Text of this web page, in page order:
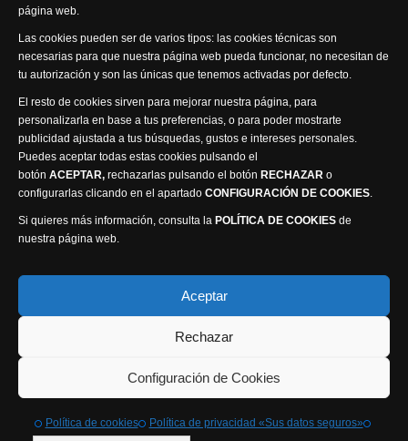
página web.
Las cookies pueden ser de varios tipos: las cookies técnicas son
necesarias para que nuestra página web pueda funcionar, no necesitan de
tu autorización y son las únicas que tenemos activadas por defecto.
El resto de cookies sirven para mejorar nuestra página, para
personalizarla en base a tus preferencias, o para poder mostrarte
publicidad ajustada a tus búsquedas, gustos e intereses personales.
Puedes aceptar todas estas cookies pulsando el
botón ACEPTAR, rechazarlas pulsando el botón RECHAZAR o
configurarlas clicando en el apartado CONFIGURACIÓN DE COOKIES.
Si quieres más información, consulta la POLÍTICA DE COOKIES de
nuestra página web.
Aceptar
Rechazar
Configuración de Cookies
Política de cookies Política de privacidad «Sus datos seguros»
Política de privacidad
Política de cookies
Accesibilidad
Compromiso con la protección de datos personales
Visión Seis Televisión © 2014 Parque Empresarial
Ajusa, Calle 1 nº1, Ctra. Ayora - km 2.2, 02006
Albacete, España - Tel.967 240 648